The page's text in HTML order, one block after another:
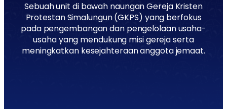
Sebuah unit di bawah naungan Gereja Kristen
Protestan Simalungun (GKPS) yang berfokus
pada pengembangan dan pengelolaan usaha-
usaha yang mendukung misi gereja serta
meningkatkan kesejahteraan anggota jemaat.